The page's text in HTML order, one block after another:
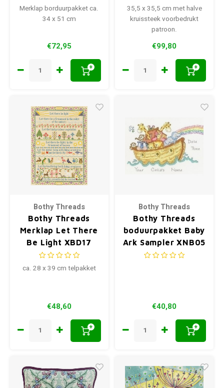
Merklap borduurpakket ca.
34 x 51 cm
€72,95
+
35,5 x 35,5 cm met halve
kruissteek voorbedrukt
patroon.
€99,80
+
Bothy Threads
Bothy Threads
Merklap Let There
Be Light XBD17
ca. 28 x 39 cm telpakket
€48,60
+
Bothy Threads
Bothy Threads
boduurpakket Baby
Ark Sampler XNB05
€40,80
+